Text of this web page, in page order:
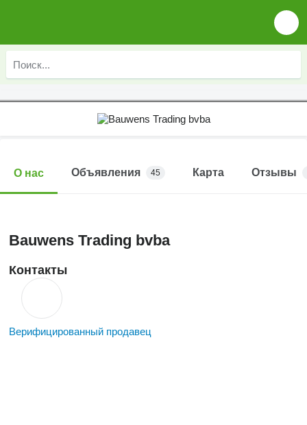
О нас Объявления 45 Карта Отзывы
Bauwens Trading bvba
Контакты
Верифицированный продавец